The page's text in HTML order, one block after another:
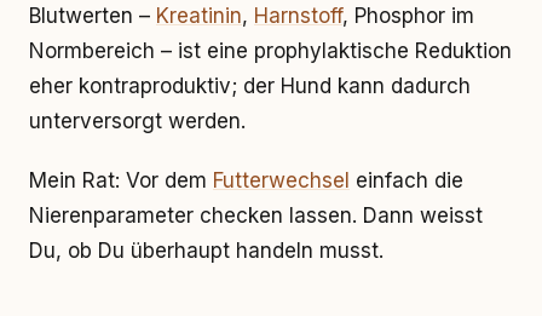
Blutwerten – Kreatinin, Harnstoff, Phosphor im
Normbereich – ist eine prophylaktische Reduktion
eher kontraproduktiv; der Hund kann dadurch
unterversorgt werden.
Mein Rat: Vor dem Futterwechsel einfach die
Nierenparameter checken lassen. Dann weisst
Du, ob Du überhaupt handeln musst.